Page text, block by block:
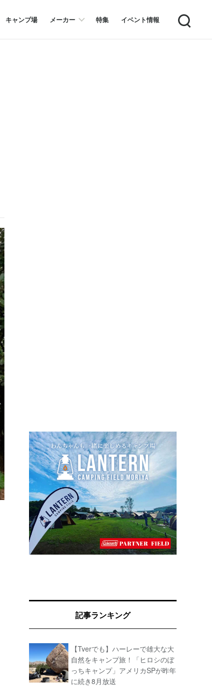
キャンプ場 メーカー 特集 イベント情報 Search
記事ランキング
【Tverでも】ハーレーで雄大な大
自然をキャンプ旅！「ヒロシのぼ
っちキャンプ」アメリカSPが昨年
に続き8月放送